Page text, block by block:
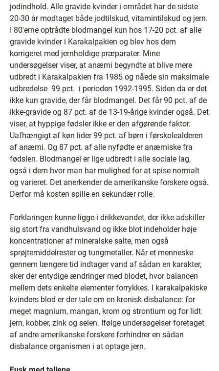
jodindhold. Alle gravide kvinder i området har de sidste
20-30 år modtaget både jodtilskud, vitamintilskud og jern.
I 80'erne optrådte blodmangel kun hos 17-20 pct. af alle
gravide kvinder i Karakalpakien og blev hos dem
korrigeret med jernholdige præparater. Mine
undersøgelser viser, at anæmi begyndte at blive mere
udbredt i Karakalpakien fra 1985 og nåede sin maksimale
udbredelse ­ 99 pct. ­ i perioden 1992-1995. Siden da er det
ikke kun gravide, der får blodmangel. Det får 90 pct. af de
ikke-gravide og 87 pct. af de 13-19-årige kvinder også. Det
viser, at hyppige fødsler ikke er den afgørende faktor.
Uafhængigt af køn lider 99 pct. af børn i førskolealderen
af anæmi. Og 87 pct. af alle nyfødte er anæmiske fra
fødslen. Blodmangel er lige udbredt i alle sociale lag,
også i dem hvor man har mulighed for at spise normalt
og varieret. Det anerkender de amerikanske forskere også.
Derfor må kosten spille en sekundær rolle.
Forklaringen kunne ligge i drikkevandet, der ikke adskiller
sig stort fra vandhulsvand og ikke blot indeholder høje
koncentrationer af mineralske salte, men også
sprøjtemiddelrester og tungmetaller. Når et menneske
gennem længere tid indtager vand af sådan en karakter,
sker der entydige ændringer med blodet, hvor balancen
mellem dets enkelte elementer forrykkes. I karakalpakiske
kvinders blod er der tale om en kronisk disbalance: for
meget magnium, mangan, krom og strontium og for lidt
jern, kobber, zink og selen. Ifølge undersøgelser foretaget
af andre amerikanske forskere forhindrer en sådan
disbalance organismen i at optage jern.